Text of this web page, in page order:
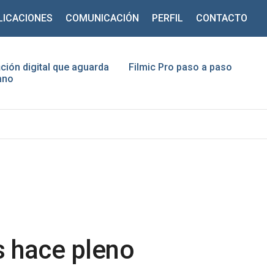
COMUNICACIÓN PERFIL CONTACTO
digital que aguarda
Filmic Pro paso a paso
hace pleno
¿Recordar contraseña?